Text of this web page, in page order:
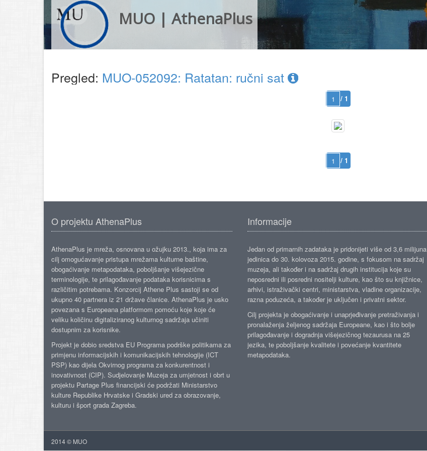
MUO | AthenaPlus
Pregled: MUO-052092: Ratatan: ručni sat
/ 1
/ 1
O projektu AthenaPlus
AthenaPlus je mreža, osnovana u ožujku 2013., koja ima za
cilj omogućavanje pristupa mrežama kulturne baštine,
obogaćivanje metapodataka, poboljšanje višejezične
terminologije, te prilagođavanje podataka korisnicima s
različitim potrebama. Konzorcij Athene Plus sastoji se od
ukupno 40 partnera iz 21 države članice. AthenaPlus je usko
povezana s Europeana platformom pomoću koje koje će
veliku količinu digitaliziranog kulturnog sadržaja učiniti
dostupnim za korisnike.
Projekt je dobio sredstva EU Programa podrške politikama za
primjenu informacijskih i komunikacijskih tehnologije (ICT
PSP) kao dijela Okvirnog programa za konkurentnost i
inovativnost (CIP). Sudjelovanje Muzeja za umjetnost i obrt u
projektu Partage Plus financijski će podržati Ministarstvo
kulture Republike Hrvatske i Gradski ured za obrazovanje,
kulturu i šport grada Zagreba.
Informacije
Jedan od primarnih zadataka je pridonijeti više od 3,6 milijuna
jedinica do 30. kolovoza 2015. godine, s fokusom na sadržaj
muzeja, ali također i na sadržaj drugih institucija koje su
neposredni ili posredni nositelji kulture, kao što su knjižnice,
arhivi, istraživački centri, ministarstva, vladine organizacije,
razna poduzeća, a također je uključen i privatni sektor.
Cilj projekta je obogaćivanje i unaprjeđivanje pretraživanja i
pronalaženja željenog sadržaja Europeane, kao i što bolje
prilagođavanje i dogradnja višejezičnog tezaurusa na 25
jezika, te poboljšanje kvalitete i povećanje kvantitete
metapodataka.
2014 © MUO